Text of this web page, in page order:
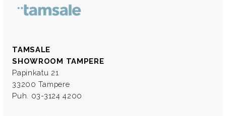
TAMSALE
SHOWROOM TAMPERE
Papinkatu 21
33200 Tampere
Puh. 03-3124 4200